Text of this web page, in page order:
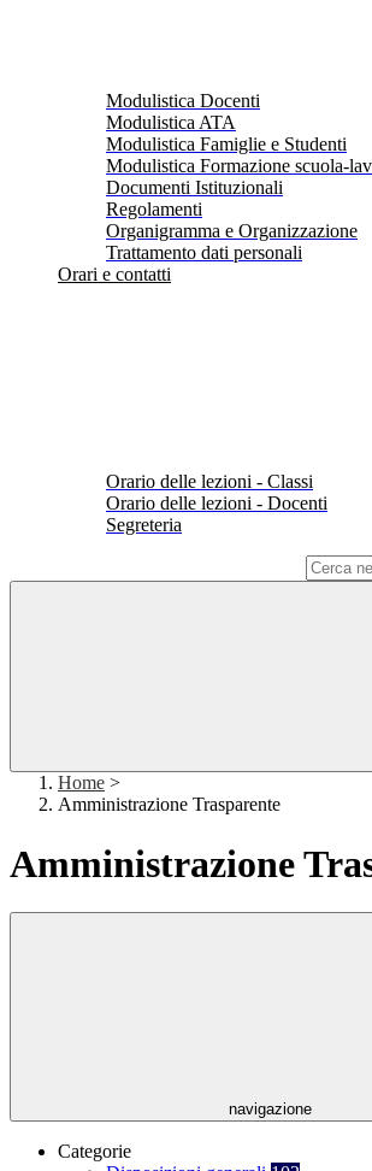
Modulistica Docenti
Modulistica ATA
Modulistica Famiglie e Studenti
Modulistica Formazione scuola-
Documenti Istituzionali
Regolamenti
Organigramma e Organizzazione
Trattamento dati personali
Orari e contatti
Orario delle lezioni - Classi
Orario delle lezioni - Docenti
Segreteria
Home >
Amministrazione Trasparente
Amministrazione
navigazione
Categorie